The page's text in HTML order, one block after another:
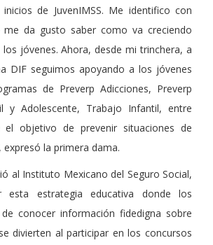
de JuvenIMSS. Me identifico con
da gusto saber como va creciendo
jóvenes. Ahora, desde mi trinchera, a
DIF seguimos apoyando a los jóvenes
de Preverp Adicciones, Preverp
y Adolescente, Trabajo Infantil, entre
objetivo de prevenir situaciones de
expresó la primera dama.
al Instituto Mexicano del Seguro Social,
esta estrategia educativa donde los
conocer información fidedigna sobre
divierten al participar en los concursos